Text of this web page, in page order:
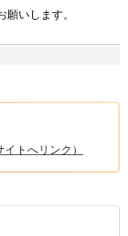
いします。
トへリンク）